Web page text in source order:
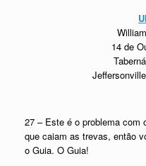
14 de
27 – Este é o problema com
que caiam as trevas, então
o Guia. O Guia!